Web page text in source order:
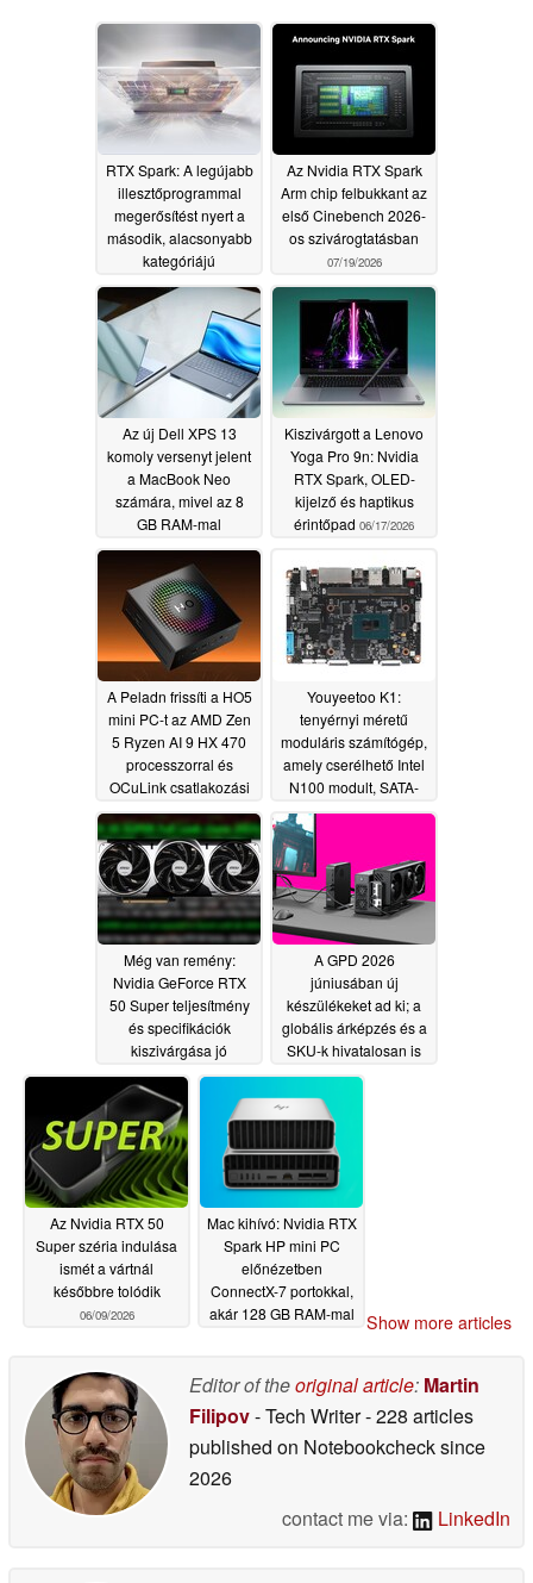
RTX Spark: A legújabb
illesztőprogrammal
megerősítést nyert a
második, alacsonyabb
kategóriájú
konfiguráció07/22/2026
Az Nvidia RTX Spark
Arm chip felbukkant az
első Cinebench 2026-
os szivárogtatásban
07/19/2026
Az új Dell XPS 13
komoly versenyt jelent
a MacBook Neo
számára, mivel az 8
GB RAM-mal
kapcsolatos
aggodalmak túlzottnak
tűnnek06/18/2026
Kiszivárgott a Lenovo
Yoga Pro 9n: Nvidia
RTX Spark, OLED-
kijelző és haptikus
érintőpad 06/17/2026
A Peladn frissíti a HO5
mini PC-t az AMD Zen
5 Ryzen AI 9 HX 470
processzorral és
OCuLink csatlakozási
lehetőséggel06/14/2026
Youyeetoo K1:
tenyérnyi méretű
moduláris számítógép,
amely cserélhető Intel
N100 modult, SATA-
csatlakozót, eDP-
kimenetet és 27 GPIO-
csatlakozót tartalmaz,
210 dollártól06/12/2026
Még van remény:
Nvidia GeForce RTX
50 Super teljesítmény
és specifikációk
kiszivárgása jó
ár/teljesítmény arányra
utal06/11/2026
A GPD 2026
júniusában új
készülékeket ad ki; a
globális árképzés és a
SKU-k hivatalosan is
megerősítve
Az Nvidia RTX 50
Super széria indulása
ismét a vártnál
későbbre tolódik
06/09/2026
Mac kihívó: Nvidia RTX
Spark HP mini PC
előnézetben
ConnectX-7 portokkal,
akár 128 GB RAM-mal
Show more articles
Editor of theoriginal article: Martin
Filipov- Tech Writer- 228 articles
published on Notebookchecksince
2026
contact me via:
LinkedIn